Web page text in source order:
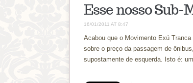
Esse nosso
16/01/2011 AT 8:47
Acabou que o Movimento Exú
sobre o preço da passagem de
supostamente de esquerda. Isto é: